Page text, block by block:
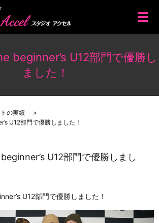
メ
beginner’s U12部門で優勝し
ました！
の実績
U12部門で優勝しました！
U12部門で優勝しまし
U12部門で優勝しました！